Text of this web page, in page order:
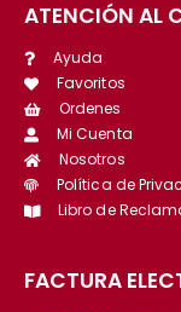
ATENCIÓN AL
Ayuda
Favoritos
Ordenes
Mi Cuenta
Nosotros
Política de
Libro de
FACTURA